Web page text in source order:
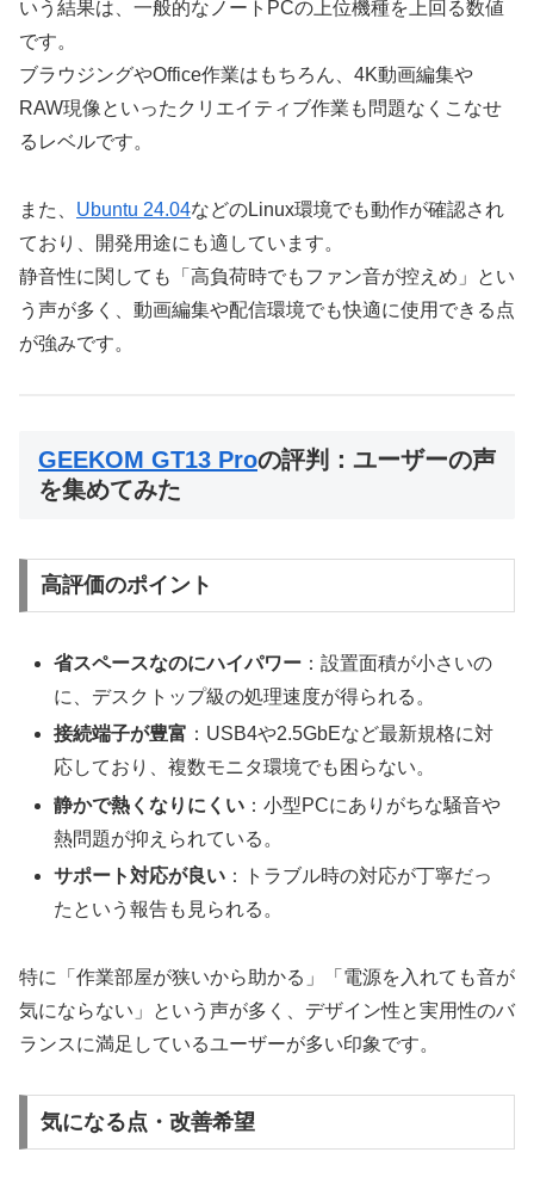
いう結果は、一般的なノートPCの上位機種を上回る数値
です。
ブラウジングやOffice作業はもちろん、4K動画編集や
RAW現像といったクリエイティブ作業も問題なくこなせ
るレベルです。
また、 Ubuntu 24.04などのLinux環境でも動作が確認され
ており、開発用途にも適しています。
静音性に関しても「高負荷時でもファン音が控えめ」とい
う声が多く、動画編集や配信環境でも快適に使用できる点
が強みです。
GEEKOM GT13 Proの評判：ユーザーの声
を集めてみた
高評価のポイント
省スペースなのにハイパワー ：設置面積が小さいの
に、デスクトップ級の処理速度が得られる。
接続端子が豊富 ：USB4や2.5GbEなど最新規格に対
応しており、複数モニタ環境でも困らない。
静かで熱くなりにくい ：小型PCにありがちな騒音や
熱問題が抑えられている。
サポート対応が良い ：トラブル時の対応が丁寧だっ
たという報告も見られる。
特に「作業部屋が狭いから助かる」「電源を入れても音が
気にならない」という声が多く、デザイン性と実用性のバ
ランスに満足しているユーザーが多い印象です。
気になる点・改善希望